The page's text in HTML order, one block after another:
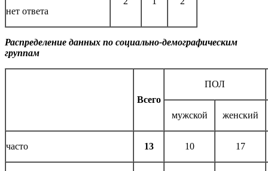
нет ответа
Распределение данных по социально-демографическим
группам
Всего
ПОЛ
мужской женский
часто 13 10 17